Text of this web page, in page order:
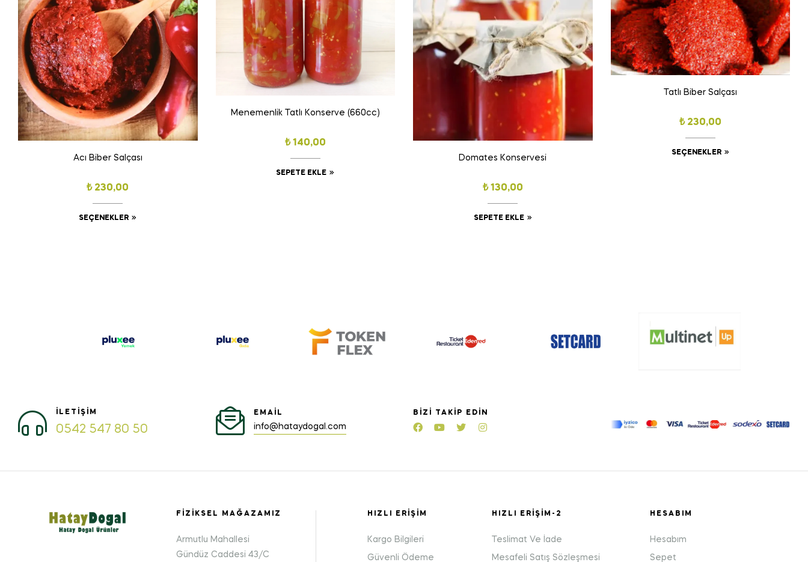
Acı Biber Salçası
₺230,00
SEÇENEKLER
Menemenlik Tatlı Konserve (660cc)
₺140,00
SEPETE EKLE
Domates Konservesi
₺130,00
SEPETE EKLE
Tatlı Biber Salçası
₺230,00
SEÇENEKLER
İLETIŞIM
0542 547 80 50
EMAIL
info@hataydogal.com
BIZI TAKIP EDIN
FIZIKSEL MAĞAZAMIZ
Armutlu Mahallesi
Gündüz Caddesi 43/C
HIZLI ERIŞIM
Kargo Bilgileri
Güvenli Ödeme
HIZLI ERIŞIM-2
Teslimat Ve İade
Mesafeli Satış Sözleşmesi
HESABIM
Hesabım
Sepet